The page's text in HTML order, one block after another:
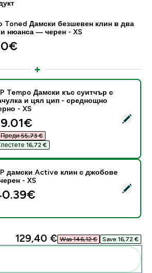
Toned Дамски безшевен клин в два
нюанса — черен - XS
- MP Tempo Дамски къс
Tempo Дамски къс суитчър с
и цял цип - среднощно
- XS
price
Преди 55,73 €‎
16,72 €‎
- MP дамски Active клин с
дамски Active клин с джобове
- XS
129,40 €‎ Was 146,12 €‎ Save 16,72 €‎